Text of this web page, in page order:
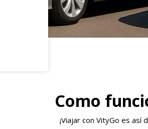
Como
¡Viajar con VityGo es así